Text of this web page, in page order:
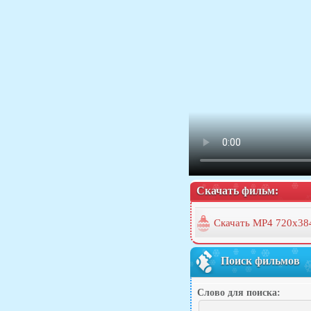
Скачать фильм:
Скачать MP4
Поиск фильмов
Слово для поиска: